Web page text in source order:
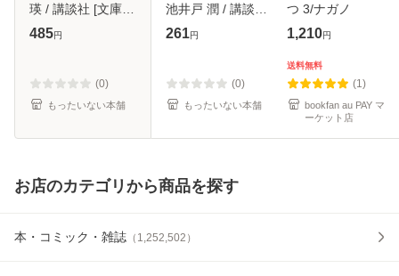
瑛 / 講談社 [文庫]
【メール便送料無
485円
(0)
もったいない本舗
池井戸 潤 / 講談社
[文庫]【メール便送
261円
(0)
もったいない本舗
つ 3/ナガノ
1,210円
送料無料
(1)
bookfan au PAY マ
ーケット店
お店のカテゴリから商品を探す
本・コミック・雑誌 （ 1,252,502 ）